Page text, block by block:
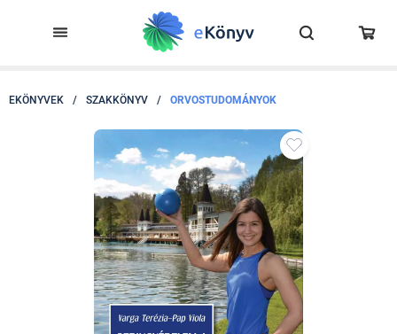
EKÖNYVEK / SZAKKÖNYV / ORVOSTUDOMÁNYOK